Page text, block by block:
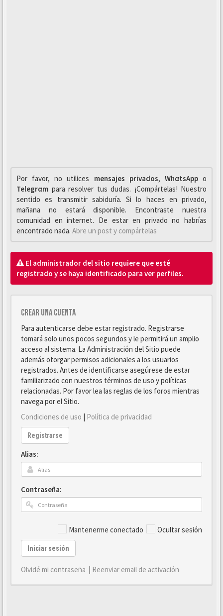
Por favor, no utilices mensajes privados, WhαtsAppo
Telegrαm para resolver tus dudas. ¡Compártelas! Nuestro
sentido es transmitir sabiduría. Si lo haces en privado,
mañana no estará disponible. Encontraste nuestra
comunidad en internet. De estar en privado no habrías
encontrado nada. Abre un post y compártelas
El administrador del sitio requiere que esté
registrado y se haya identificado para ver perfiles.
Crear una cuenta
Para autenticarse debe estar registrado. Registrarse
tomará solo unos pocos segundos y le permitirá un amplio
acceso al sistema. La Administración del Sitio puede
además otorgar permisos adicionales a los usuarios
registrados. Antes de identificarse asegúrese de estar
familiarizado con nuestros términos de uso y políticas
relacionadas. Por favor lea las reglas de los foros mientras
navega por el Sitio.
Condiciones de uso | Política de privacidad
Registrarse
Alias:
Contraseña:
Mantenerme conectado Ocultar sesión
Iniciar sesión
Olvidé mi contraseña | Reenviar email de activación